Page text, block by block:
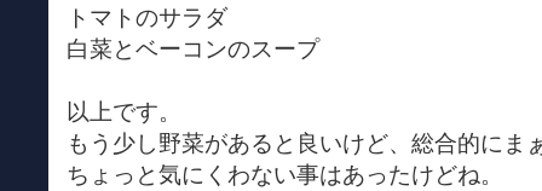
トマトのサラダ
白菜とベーコンのスープ
以上です。
もう少し野菜があると良いけど、総合的にま
ちょっと気にくわない事はあったけどね。